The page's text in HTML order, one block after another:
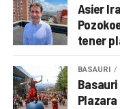
Asier
tener
BASAURI